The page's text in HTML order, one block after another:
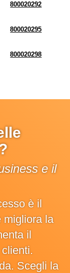
800020292
800020295
800020298
e il
è il
migliora la
il
Scegli la